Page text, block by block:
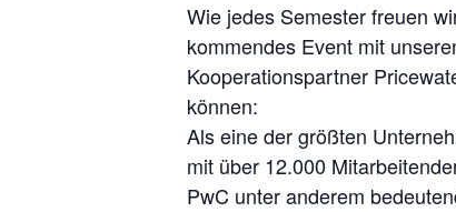
Wie jedes Semester freuen
kommendes Event mit
Kooperationspartner
können:
Als eine der größten
mit über 12.000
PwC unter anderem